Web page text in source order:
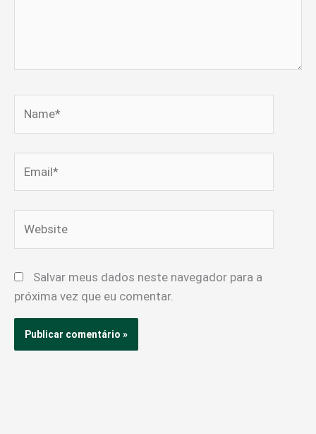
Salvar meus dados neste navegador para a
próxima vez que eu comentar.